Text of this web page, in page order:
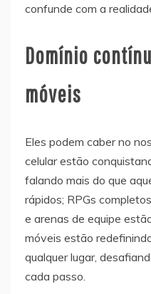
confunde com a
Domínio
móveis
Eles podem caber no
celular estão
falando mais do que
rápidos; RPGs
e arenas de equipe
móveis estão
qualquer lugar,
cada passo.